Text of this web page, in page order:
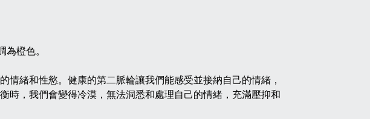
橙色。
情緒和性慾。健康的第二脈輪讓我們能感受並接納自己的情緒，
時，我們會變得冷漠，無法洞悉和處理自己的情緒，充滿壓抑和